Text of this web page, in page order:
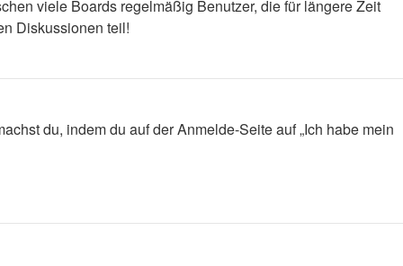
viele Boards regelmäßig Benutzer, die für längere Zeit
Diskussionen teil!
du, indem du auf der Anmelde-Seite auf „Ich habe mein